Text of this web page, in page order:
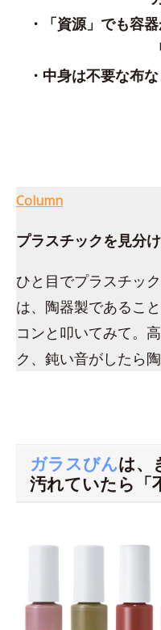
・「資源」でも容
・中身は不要な布
Column
プラスチックを見分
ひと目でプラスチッ
は、陶器製であるこ
コンと叩いてみて。
ク、鈍い音がしたら陶
ガラスびんは、
汚れていたら「